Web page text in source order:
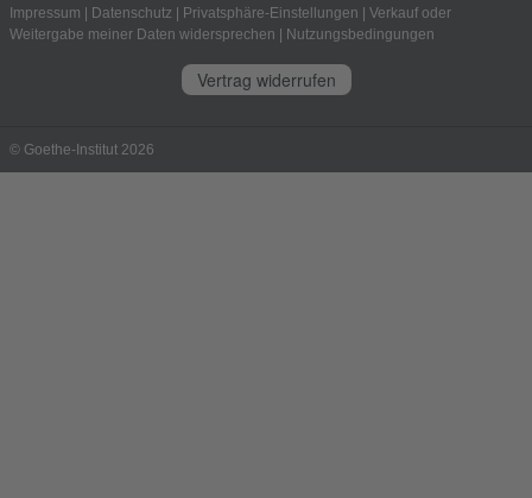
Impressum Datenschutz Privatsphäre-Einstellungen
Verkauf oder
Weitergabe meiner Daten widersprechen
Nutzungsbedingungen
Vertrag widerrufen
© Goethe-Institut 2026